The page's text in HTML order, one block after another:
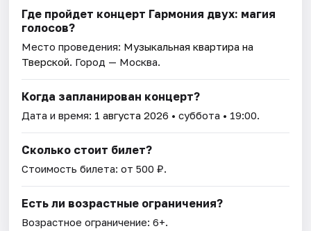
Где пройдет концерт Гармония двух: магия
голосов?
Место проведения: Музыкальная квартира на
Тверской. Город — Москва.
Когда запланирован концерт?
Дата и время: 1 августа 2026 • суббота • 19:00.
Сколько стоит билет?
Стоимость билета: от 500 ₽.
Есть ли возрастные ограничения?
Возрастное ограничение: 6+.